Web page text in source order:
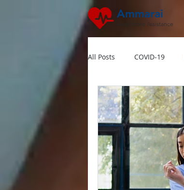
Ammarai
Healthcare Assistance
All Posts COVID-19
Hipertensi Lansia
Dokter Visit Ke Rumah
Multivitamin Booster